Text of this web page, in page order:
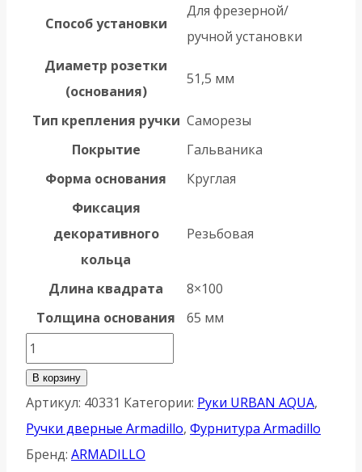
Способ установки
Для фрезерной/
ручной установки
Диаметр розетки
(основания)
51,5 мм
Тип крепления ручки Саморезы
Покрытие
Гальваника
Форма основания
Круглая
Фиксация
декоративного
кольца
Резьбовая
Длина квадрата
8×100
Толщина основания
65 мм
Количество
товара
Ручка
Armadillo
(Армадилло)
В корзину
Артикул: 40331 Категории: Руки URBAN AQUA,
Ручки дверные Armadillo, Фурнитура Armadillo
Бренд: ARMADILLO